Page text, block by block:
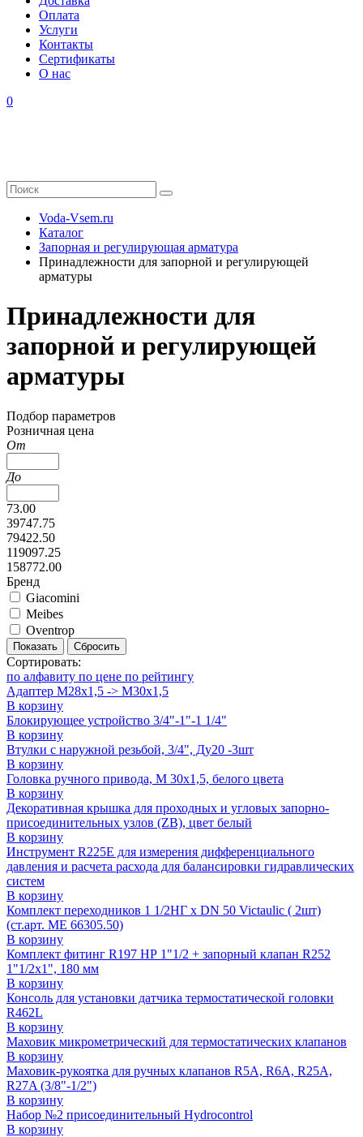
Оплата
Услуги
Контакты
Cертификаты
О нас
0
Voda-Vsem.ru
Каталог
Запорная и регулирующая арматура
Принадлежности для запорной и регулирующей
арматуры
Принадлежности для
запорной и регулирующей
арматуры
Подбор параметров
Розничная цена
От
До
73.00
39747.75
79422.50
119097.25
158772.00
Бренд
Giacomini
Meibes
Oventrop
Показать Сбросить
Сортировать:
по алфавиту по цене по рейтингу
Адаптер M28x1,5 -> M30x1,5
В корзину
Блокирующее устройство 3/4"-1"-1 1/4"
В корзину
Втулки с наружной резьбой, 3/4", Ду20 -3шт
В корзину
Головка ручного привода, М 30х1,5, белого цвета
В корзину
Декоративная крышка для проходных и угловых запорно-
присоединительных узлов (ZB), цвет белый
В корзину
Инструмент R225E для измерения дифференциального
давления и расчета расхода для балансировки гидравлических
систем
В корзину
Комплект переходников 1 1/2НГ x DN 50 Victaulic ( 2шт)
(ст.арт. ME 66305.50)
В корзину
Комплект фитинг R197 НР 1"1/2 + запорный клапан R252
1"1/2х1", 180 мм
В корзину
Консоль для установки датчика термостатической головки
R462L
В корзину
Маховик микрометрический для термостатических клапанов
В корзину
Маховик-рукоятка для ручных клапанов R5A, R6A, R25A,
R27A (3/8"-1/2")
В корзину
Набор №2 присоединительный Hydrocontrol
В корзину